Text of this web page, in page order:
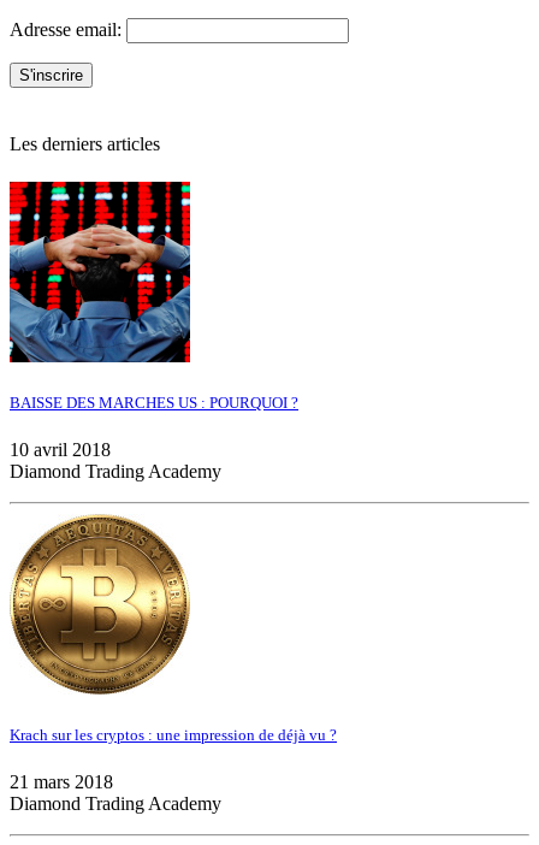
Adresse email:
Les derniers articles
BAISSE DES MARCHES US : POURQUOI ?
10 avril 2018
Diamond Trading Academy
Krach sur les cryptos : une impression de déjà vu ?
21 mars 2018
Diamond Trading Academy